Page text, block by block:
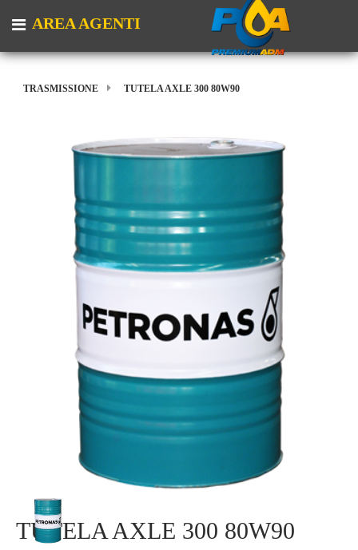
Open menu
AREA AGENTI
TRASMISSIONE TUTELA AXLE 300 80W90
TUTELA AXLE 300 80W90